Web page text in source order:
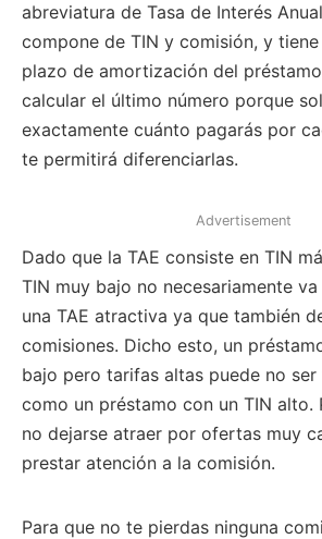
abreviatura de Tasa de Interés
compone de TIN y comisión, y
plazo de amortización del
calcular el último número porque
exactamente cuánto pagarás por
te permitirá diferenciarlas.
Advertisement
Dado que la TAE consiste en TIN
TIN muy bajo no necesariamente
una TAE atractiva ya que también
comisiones. Dicho esto, un
bajo pero tarifas altas puede no
como un préstamo con un TIN alto.
no dejarse atraer por ofertas muy
prestar atención a la comisión.
Para que no te pierdas ninguna